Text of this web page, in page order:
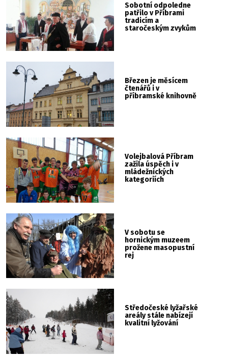
Sobotní odpoledne
patřilo v Příbrami
tradicím a
staročeským zvykům
Březen je měsícem
čtenářů i v
příbramské knihovně
Volejbalová Příbram
zažila úspěch i v
mládežnických
kategoriích
V sobotu se
hornickým muzeem
prožene masopustní
rej
Středočeské lyžařské
areály stále nabízejí
kvalitní lyžování